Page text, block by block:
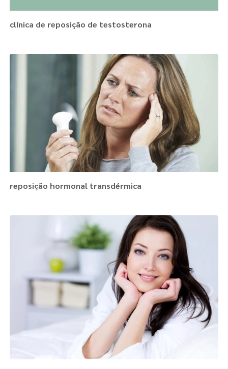
clínica de reposição de testosterona
reposição hormonal transdérmica